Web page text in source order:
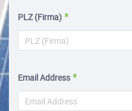
PLZ (Firma)
Email Address